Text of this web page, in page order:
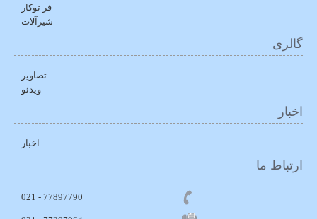
فر توکار
شیرآلات
گالری
تصاویر
ویدئو
اخبار
اخبار
ارتباط ما
77897790 - 021